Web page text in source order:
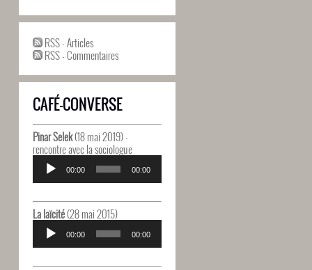
RSS - Articles
RSS - Commentaires
CAFÉ-CONVERSE
Pinar Selek(18 mai 2019) -
rencontre avec la sociologue
Lecteur
audio
00:00 00:00
La laïcité(28 mai 2015)
Lecteur
audio
00:00 00:00